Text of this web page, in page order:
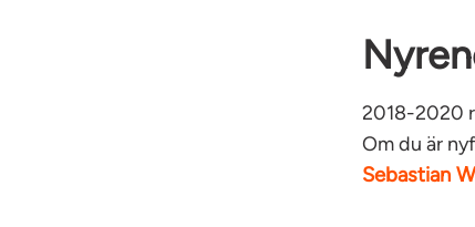
2018-2020
Om du är
Sebastian